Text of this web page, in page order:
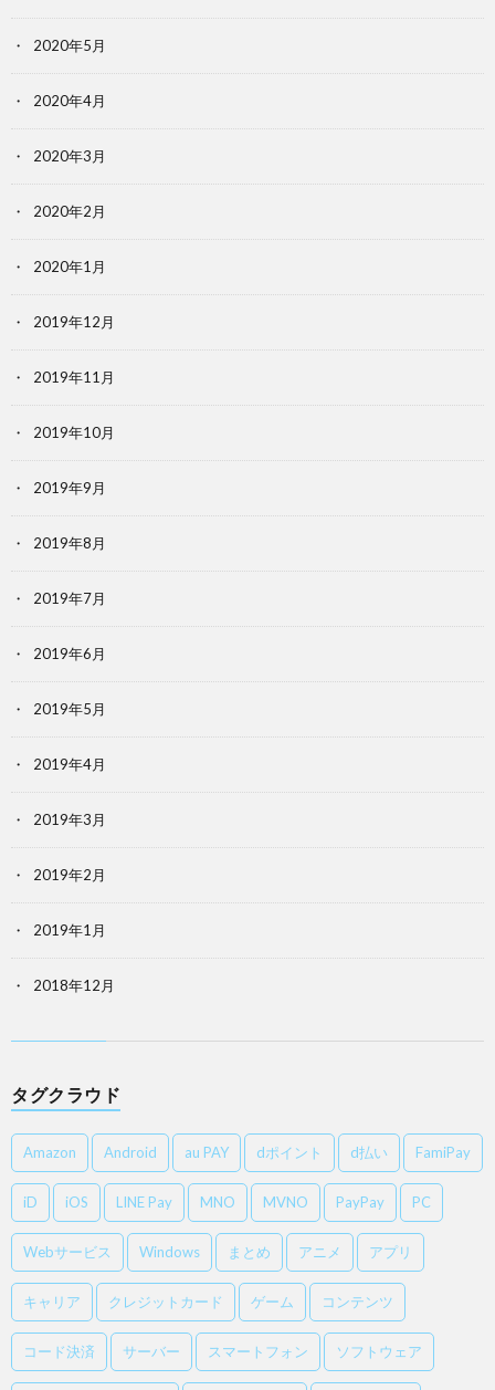
2020年5月
2020年4月
2020年3月
2020年2月
2020年1月
2019年12月
2019年11月
2019年10月
2019年9月
2019年8月
2019年7月
2019年6月
2019年5月
2019年4月
2019年3月
2019年2月
2019年1月
2018年12月
タグクラウド
Amazon Android au PAY dポイント d払い FamiPay
iD iOS LINE Pay MNO MVNO PayPay PC
Webサービス Windows まとめ アニメ アプリ
キャリア クレジットカード ゲーム コンテンツ
コード決済 サーバー スマートフォン ソフトウェア